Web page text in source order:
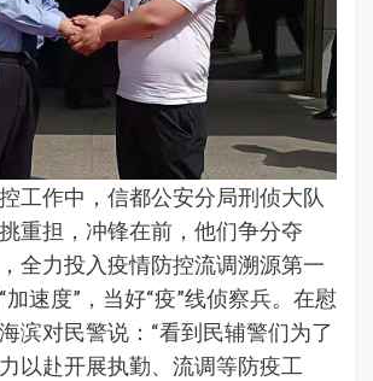
工作中，信都公安分局刑侦大队
重担，冲锋在前，他们争分夺
全力投入疫情防控流调溯源第一
速度”，当好“疫”线侦察兵。在慰
滨对民警说：“看到民辅警们为了
以赴开展执勤、流调等防疫工